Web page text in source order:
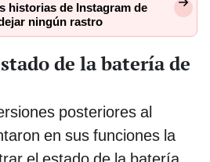
historias de Instagram de
ningún rastro
de la batería de
posteriores al
en sus funciones la